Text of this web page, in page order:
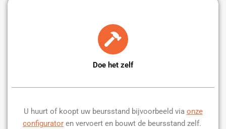
Doe het zelf
U huurt of koopt uw beursstand bijvoorbeeld via onze
configurator en vervoert en bouwt de beursstand zelf.